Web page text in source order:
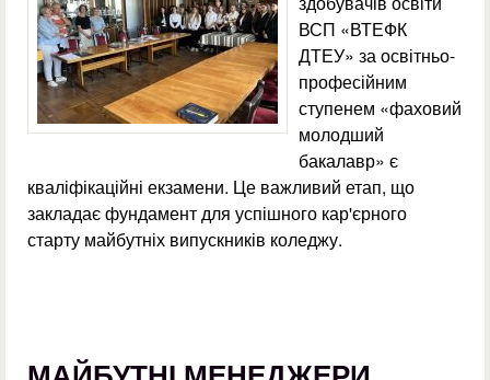
ВСП «ВТЕФК
ДТЕУ» за освітньо-
професійним
ступенем «фаховий
молодший
бакалавр» є
кваліфікаційні екзамени. Це важливий етап, що
закладає фундамент для успішного кар'єрного
старту майбутніх випускників коледжу.